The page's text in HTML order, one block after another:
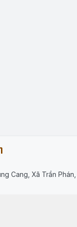
Cang, Xã Trần